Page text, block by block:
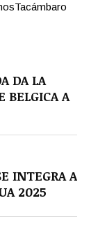
DA LA
BELGICA A
INTEGRA A
2025